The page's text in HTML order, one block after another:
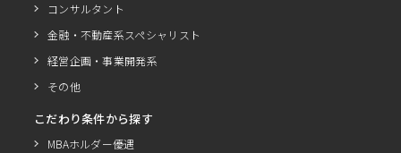
コンサルタント
金融・不動産系スペシャリスト
経営企画・事業開発系
その他
こだわり条件から探す
MBAホルダー優遇